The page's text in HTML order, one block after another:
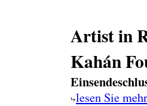
Artist in
Kahán
lesen Sie mehr